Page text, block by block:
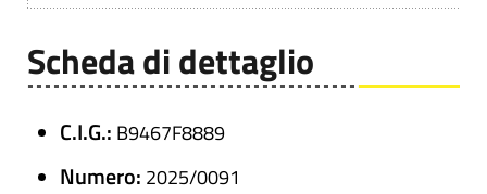
Scheda di dettaglio
C.I.G.: B9467F8889
Numero: 2025/0091